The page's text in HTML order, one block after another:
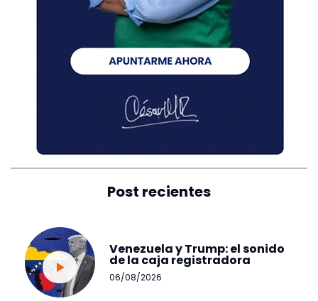
Post recientes
Venezuela y Trump: el sonido
de la caja registradora
06/08/2026